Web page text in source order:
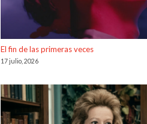
El fin de las primeras veces
17 julio, 2026